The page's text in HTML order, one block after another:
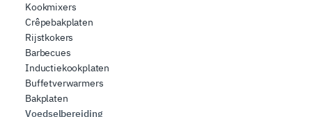
Kookmixers
Crêpebakplaten
Rijstkokers
Barbecues
Inductiekookplaten
Buffetverwarmers
Bakplaten
Voedselbereiding